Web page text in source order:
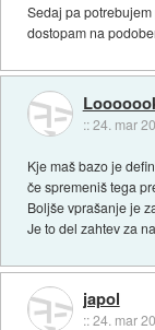
Sedaj pa
dostopam na
::24. mar
Kje maš bazo je
če spremeniš tega
Boljše vprašanje je
Je to del zahtev za
japol
::24. mar